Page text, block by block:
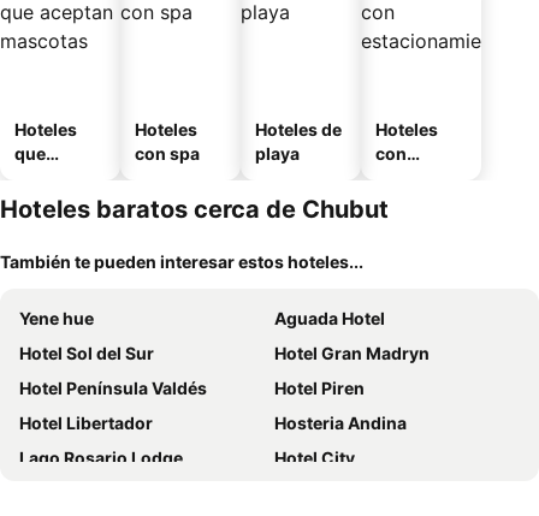
Hoteles
que
mascotas
Hoteles
con spa
Hoteles de
playa
Hoteles
con
miento
Hoteles baratos cerca de Chubut
También te pueden interesar estos hoteles...
Yene hue
Aguada Hotel
Hotel Sol del Sur
Hotel Gran Madryn
Hotel Península Valdés
Hotel Piren
Hotel Libertador
Hosteria Andina
Lago Rosario Lodge
Hotel City